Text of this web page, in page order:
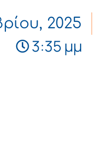
2025
3:35 μμ